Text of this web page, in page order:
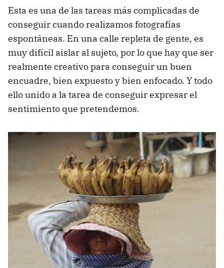
Esta es una de las tareas más complicadas de
conseguir cuando realizamos fotografías
espontáneas. En una calle repleta de gente, es
muy difícil aislar al sujeto, por lo que hay que ser
realmente creativo para conseguir un buen
encuadre, bien expuesto y bien enfocado. Y todo
ello unido a la tarea de conseguir expresar el
sentimiento que pretendemos.